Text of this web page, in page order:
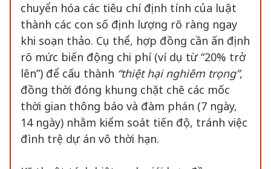
chuyển hóa các tiêu chí định tính của luật
thành các con số định lượng rõ ràng ngay
khi soạn thảo. Cụ thể, hợp đồng cần ấn định
rõ mức biến động chi phí (ví dụ từ “20% trở
lên”) để cấu thành “thiệt hại nghiêm trọng”,
đồng thời đóng khung chặt chẽ các mốc
thời gian thông báo và đàm phán (7 ngày,
14 ngày) nhằm kiểm soát tiến độ, tránh việc
đình trệ dự án vô thời hạn.